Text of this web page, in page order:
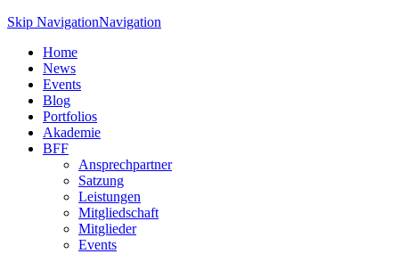
Skip NavigationNavigation
Home
News
Events
Blog
Portfolios
Akademie
BFF
Ansprechpartner
Satzung
Leistungen
Mitgliedschaft
Mitglieder
Events